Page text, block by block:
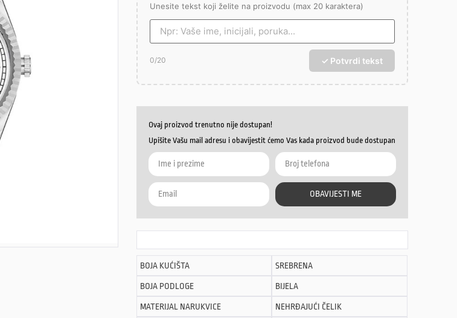
Unesite tekst koji želite na proizvodu (max 20 karaktera)
0/20 ✓ Potvrdi tekst
Ovaj proizvod trenutno nije dostupan!
Upišite Vašu mail adresu i obavijestit ćemo Vas kada proizvod bude dostupan
OBAVIJESTI ME
BOJA KUĆIŠTA SREBRENA
BOJA PODLOGE BIJELA
MATERIJAL NARUKVICE NEHRĐAJUĆI ČELIK